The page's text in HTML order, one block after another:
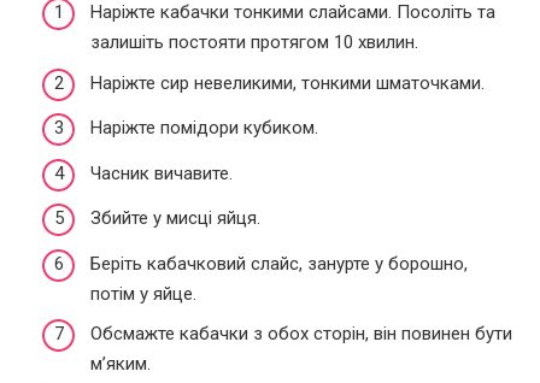
Наріжте кабачки тонкими слайсами. Посоліть та
залишіть постояти протягом 10 хвилин.
Наріжте сир невеликими, тонкими шматочками.
Наріжте помідори кубиком.
Часник вичавите.
Збийте у мисці яйця.
Беріть кабачковий слайс, занурте у борошно,
потім у яйце.
Обсмажте кабачки з обох сторін, він повинен бути
м’яким.